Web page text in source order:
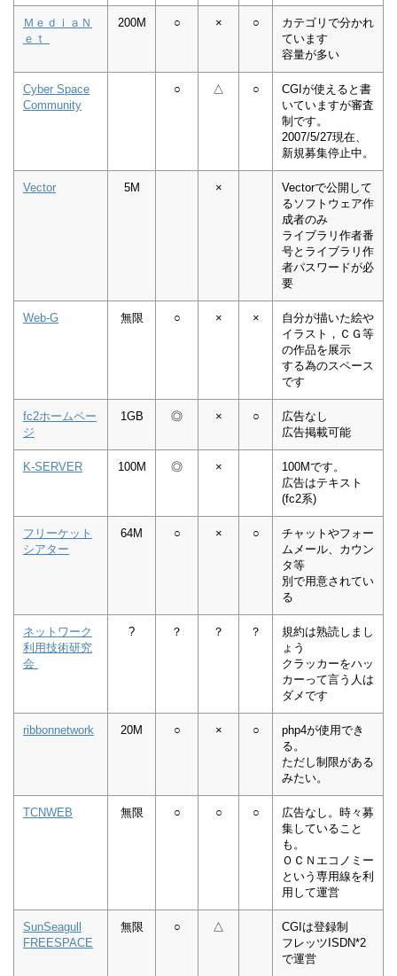
ＭｅｄｉａＮ
ｅｔ
200M ○ × ○
カテゴリで分かれ
ています
容量が多い
Cyber Space
Community
○ △ ○
CGIが使えると書
いていますが審査
制です。
2007/5/27現在、
新規募集停止中。
Vector 5M ×
Vectorで公開して
るソフトウェア作
成者のみ
ライブラリ作者番
号とライブラリ作
者パスワードが必
要
Web-G 無限 ○ × ×
自分が描いた絵や
イラスト，ＣＧ等
の作品を展示
する為のスペース
です
fc2ホームペー
ジ
1GB ◎ × ○
広告なし
広告掲載可能
K-SERVER 100M ◎ ×
100Mです。
広告はテキスト
(fc2系)
フリーケット
シアター
64M ○ × ○
チャットやフォー
ムメール、カウン
タ等
別で用意されてい
る
ネットワーク
利用技術研究
会
? ？ ？ ？
規約は熟読しまし
ょう
クラッカーをハッ
カーって言う人は
ダメです
ribbonnetwork 20M ○ × ○
php4が使用でき
る。
ただし制限がある
みたい。
TCNWEB 無限 ○ ○ ○
広告なし。時々募
集していること
も。
ＯＣＮエコノミー
という専用線を利
用して運営
SunSeagull
FREESPACE
無限 ○ △
CGIは登録制
フレッツISDN*2
で運営